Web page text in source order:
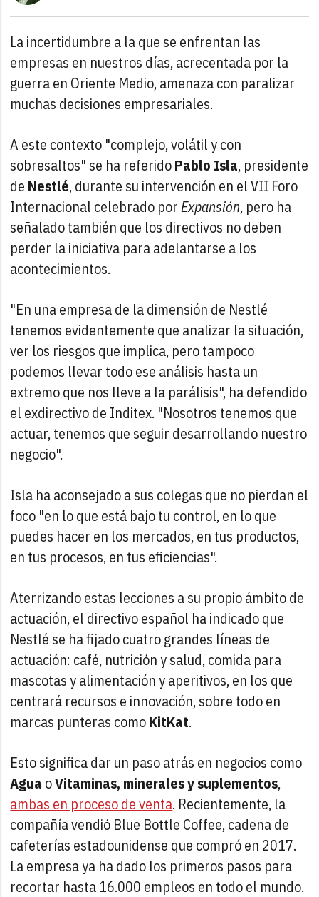
La incertidumbre a la que se enfrentan las
empresas en nuestros días, acrecentada por la
guerra en Oriente Medio, amenaza con paralizar
muchas decisiones empresariales.
A este contexto "complejo, volátil y con
sobresaltos" se ha referidoPablo Isla, presidente
de Nestlé, durante su intervención en el VII Foro
Internacional celebrado porExpansión, pero ha
señalado también que los directivos no deben
perder la iniciativa para adelantarse a los
acontecimientos.
"En una empresa de la dimensión de Nestlé
tenemos evidentemente que analizar la situación,
ver los riesgos que implica, pero tampoco
podemos llevar todo ese análisis hasta un
extremo que nos lleve a la parálisis", ha defendido
el exdirectivo de Inditex. "Nosotros tenemos que
actuar, tenemos que seguir desarrollando nuestro
negocio".
Isla ha aconsejado a sus colegas que no pierdan el
foco "en lo que está bajo tu control, en lo que
puedes hacer en los mercados, en tus productos,
en tus procesos, en tus eficiencias".
Aterrizando estas lecciones a su propio ámbito de
actuación, el directivo español ha indicado que
Nestlé se ha fijado cuatro grandes líneas de
actuación: café, nutrición y salud, comida para
mascotas y alimentación y aperitivos, en los que
centrará recursos e innovación, sobre todo en
marcas punteras comoKitKat.
Esto significa dar un paso atrás en negocios como
Agua oVitaminas, minerales y suplementos,
ambas en proceso de venta. Recientemente, la
compañía vendió Blue Bottle Coffee, cadena de
cafeterías estadounidense que compró en 2017.
La empresa ya ha dado los primeros pasos para
recortar hasta 16.000 empleos en todo el mundo.